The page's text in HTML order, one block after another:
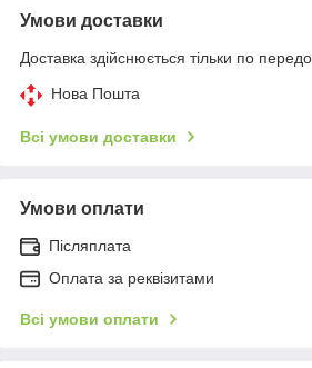
Умови доставки
Доставка здійснюється тільки по
Нова Пошта
Всі умови доставки
Умови оплати
Післяплата
Оплата за реквізитами
Всі умови оплати